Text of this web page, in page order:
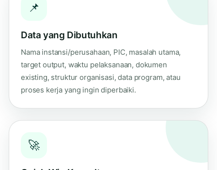
📌
Data yang Dibutuhkan
Nama instansi/perusahaan, PIC, masalah utama,
target output, waktu pelaksanaan, dokumen
existing, struktur organisasi, data program, atau
proses kerja yang ingin diperbaiki.
🚀